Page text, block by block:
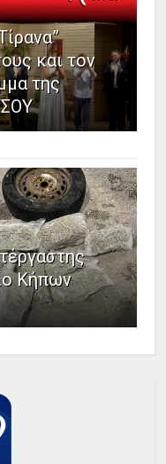
και τον
της
Κήπων